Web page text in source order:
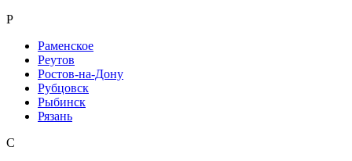
Р
Раменское
Реутов
Ростов-на-Дону
Рубцовск
Рыбинск
Рязань
С